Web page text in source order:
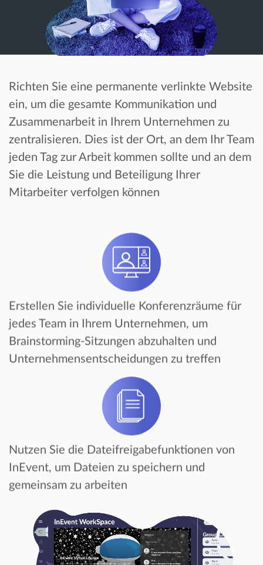
Richten Sie eine permanente verlinkte Website
ein, um die gesamte Kommunikation und
Zusammenarbeit in Ihrem Unternehmen zu
zentralisieren. Dies ist der Ort, an dem Ihr Team
jeden Tag zur Arbeit kommen sollte und an dem
Sie die Leistung und Beteiligung Ihrer
Mitarbeiter verfolgen können
Erstellen Sie individuelle Konferenzräume für
jedes Team in Ihrem Unternehmen, um
Brainstorming-Sitzungen abzuhalten und
Unternehmensentscheidungen zu treffen
Nutzen Sie die Dateifreigabefunktionen von
InEvent, um Dateien zu speichern und
gemeinsam zu arbeiten